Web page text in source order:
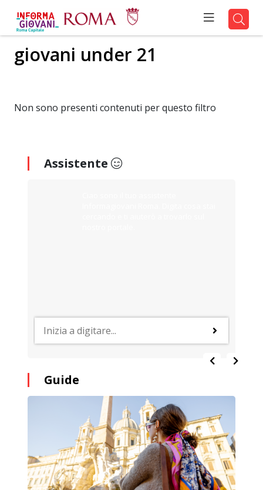
giovani under 21
Non sono presenti contenuti per questo filtro
Assistente
Guide